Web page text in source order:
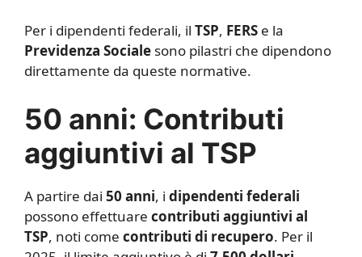
Per i dipendenti federali, il TSP, FERS e la
Previdenza Sociale sono pilastri che dipendono
direttamente da queste normative.
50 anni: Contributi
aggiuntivi al TSP
A partire dai 50 anni, i dipendenti federali
possono effettuare contributi aggiuntivi al
TSP, noti come contributi di recupero. Per il